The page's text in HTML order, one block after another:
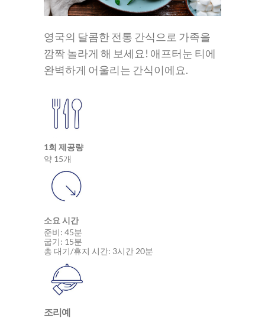
영국의 달콤한 전통 간식으로 가족을
깜짝 놀라게 해 보세요! 애프터눈 티에
완벽하게 어울리는 간식이에요.
1회 제공량
약 15개
소요 시간
준비: 45분
굽기: 15분
총 대기/휴지 시간: 3시간 20분
조리예